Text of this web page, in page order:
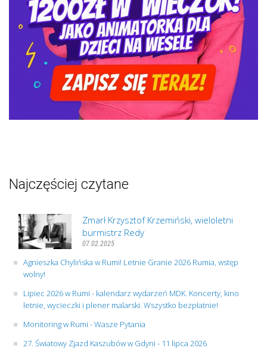
Najczęściej czytane
Zmarł Krzysztof Krzemiński, wieloletni
burmistrz Redy
07.02.2025
Agnieszka Chylińska w Rumi! Letnie Granie 2026 Rumia, wstęp
wolny!
Lipiec 2026 w Rumi - kalendarz wydarzeń MDK. Koncerty, kino
letnie, wycieczki i plener malarski. Wszystko bezpłatnie!
Monitoring w Rumi - Wasze Pytania
27. Światowy Zjazd Kaszubów w Gdyni - 11 lipca 2026